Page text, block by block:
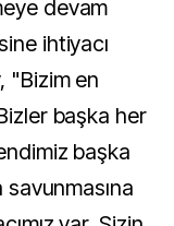
devam
ihtiyacı
"Bizim en
başka her
başka